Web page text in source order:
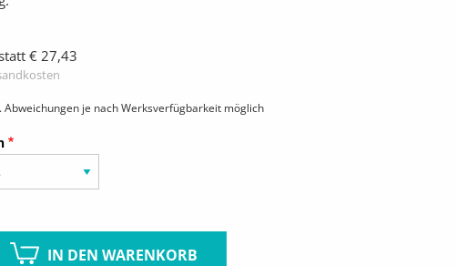
€ 27,43
Abweichungen je nach Werksverfügbarkeit möglich
IN DEN WARENKORB